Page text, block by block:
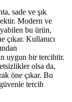
sade ve şık
Modern ve
bu ürün,
çıkar. Kullanıcı
uygun bir tercihtir.
olsa da,
öne çıkar. Bu
tercih